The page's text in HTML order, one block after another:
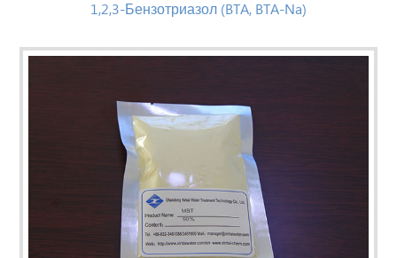
1,2,3-Бензотриазол (BTA, BTA-Na)